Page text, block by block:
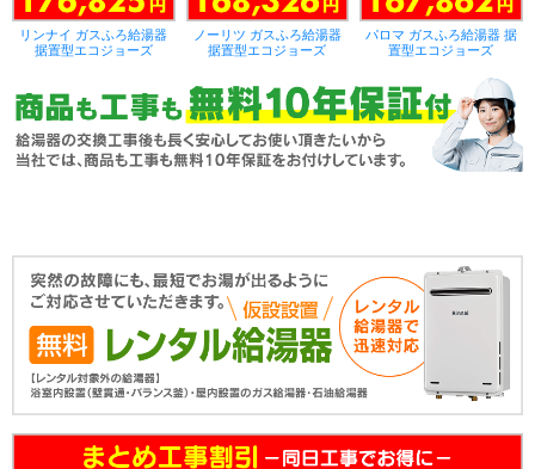
リンナイ ガスふろ給湯器
据置型エコジョーズ
ノーリツ ガスふろ給湯器
据置型エコジョーズ
パロマ ガスふろ給湯器 据
置型エコジョーズ